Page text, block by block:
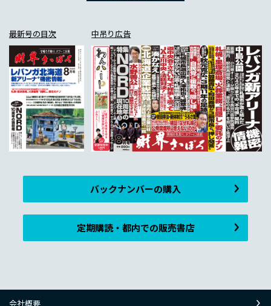
最新号の目次 中吊り広告
バックナンバーの購入
定期購読・都内での販売書店
会社概要